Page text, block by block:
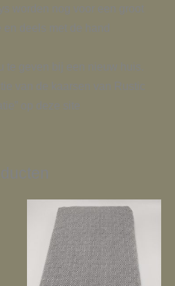
worden nog voor een groot
deels met de hand
te geven bij een nieuw huis.
van de kaarsen van Rustic
op deze site